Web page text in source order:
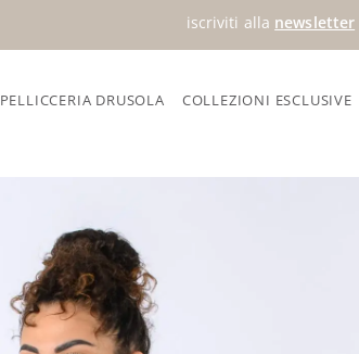
iscriviti alla newsletter
PELLICCERIA DRUSOLA COLLEZIONI ESCLUSIVE